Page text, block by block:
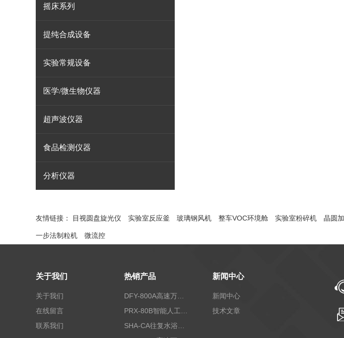
摇床系列
提纯合成设备
实验常规设备
医学/微生物仪器
超声波仪器
食品检测仪器
分析仪器
友情链接： 目视圆盘旋光仪 实验室反应釜 玻璃钢风机 整车VOC环境舱 实验室粉碎机 晶圆
一步法制粒机 微流控
关于我们
关于我们
在线留言
联系我们
热销产品 新闻中心
新闻中心
技术文章